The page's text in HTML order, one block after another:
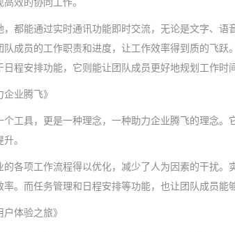
都能通过实时通讯功能即时交流，无论是文字、语
成员的工作职责和进度，让工作效率得到质的飞
程安排功能，它则能让团队成员更好地规划工作时
业腾飞》
工具，更是一种理念，一种助力企业腾飞的理念
。
各项工作流程得以优化，减少了人为因素的干扰
。而任务管理和日程安排等功能，也让团队成员能
体验之旅》